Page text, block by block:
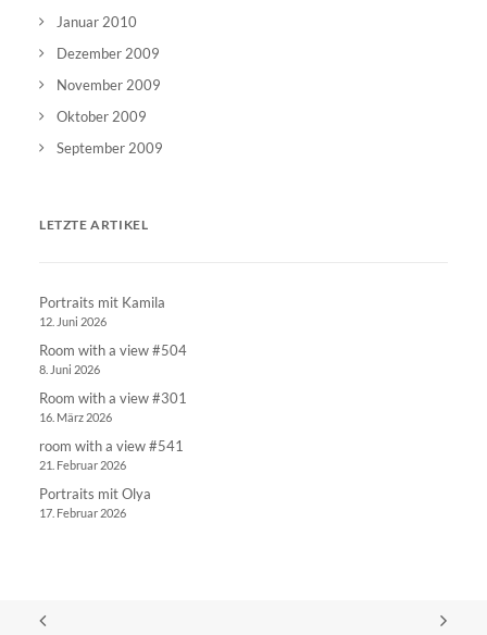
Januar 2010
Dezember 2009
November 2009
Oktober 2009
September 2009
LETZTE ARTIKEL
Portraits mit Kamila
12. Juni 2026
Room with a view #504
8. Juni 2026
Room with a view #301
16. März 2026
room with a view #541
21. Februar 2026
Portraits mit Olya
17. Februar 2026